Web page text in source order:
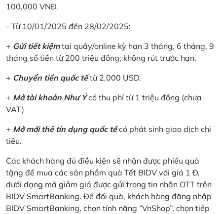
100,000 VNĐ.
- Từ 10/01/2025 đến 28/02/2025:
+ Gửi tiết kiệmtại quầy/online kỳ hạn 3 tháng, 6 tháng, 9
tháng số tiền từ 200 triệu đồng; không rút trước hạn.
+ Chuyển tiền quốc tếtừ 2,000 USD.
+ Mở tài khoản Như Ýcó thu phí từ 1 triệu đồng (chưa
VAT)
+ Mở mới thẻ tín dụng quốc tếcó phát sinh giao dịch chi
tiêu.
Các khách hàng đủ điều kiện sẽ nhận được phiếu quà
tặng để mua các sản phẩm quà Tết BIDV với giá 1 Đ,
dưới dạng mã giảm giá được gửi trong tin nhắn OTT trên
BIDV SmartBanking. Để đối quà, khách hàng đăng nhập
BIDV SmartBanking, chọn tính năng “VnShop”, chọn tiếp